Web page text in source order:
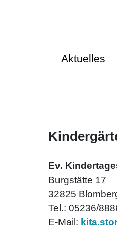
Aktuelles
Ev.
Burgstätte 17
32825
Tel.: 05236/
E-Mail: